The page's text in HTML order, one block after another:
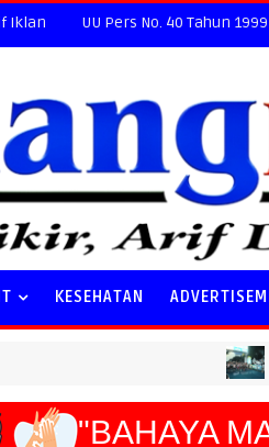
Iklan UU Pers No. 40 Tahun 1999
KESEHATAN
NASIONAL
"BAHAYA